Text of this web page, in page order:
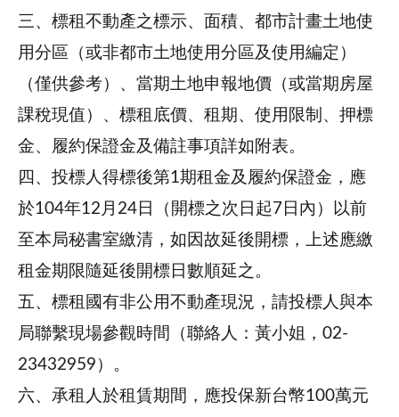
三、標租不動產之標示、面積、都市計畫土地使
用分區（或非都市土地使用分區及使用編定）
（僅供參考）、當期土地申報地價（或當期房屋
課稅現值）、標租底價、租期、使用限制、押標
金、履約保證金及備註事項詳如附表。
四、投標人得標後第1期租金及履約保證金，應
於104年12月24日（開標之次日起7日內）以前
至本局秘書室繳清，如因故延後開標，上述應繳
租金期限隨延後開標日數順延之。
五、標租國有非公用不動產現況，請投標人與本
局聯繫現場參觀時間（聯絡人：黃小姐，02-
23432959）。
六、承租人於租賃期間，應投保新台幣100萬元